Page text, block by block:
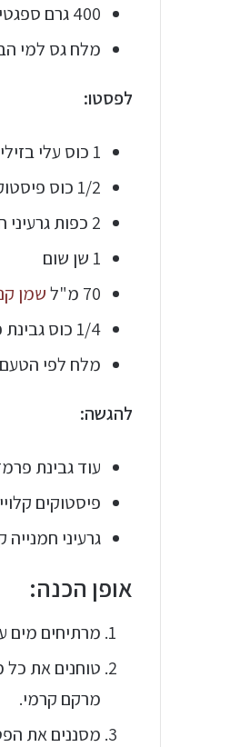
400 גרם ספגטי
מלח גס למי
לפסטו:
1 כוס עלי בזיליקום
1/2 כוס פיסטוקים קלויים קלופים
2 כפות גרעיני חמנייה קלויים
1 שן שום
70 מ"ל
שמן
1/4 כוס גבינת פרמז'ן מגוררת
מלח לפי הטעם
להגשה:
עוד גבינת
פיסטוקים
גרעיני חמנייה
אופן הכנה:
מרתיחים מים
טוחנים את
מרקם קרמי.
מסננים את